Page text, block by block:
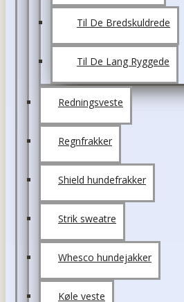
Til De Bredskuldrede
Til De Lang Ryggede
Redningsveste
Regnfrakker
Shield hundefrakker
Strik sweatre
Whesco hundejakker
Køle veste